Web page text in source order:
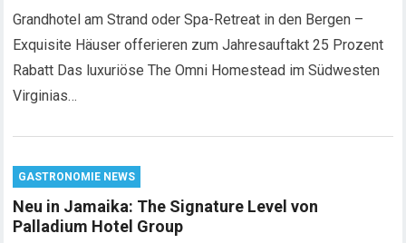
Grandhotel am Strand oder Spa-Retreat in den Bergen –
Exquisite Häuser offerieren zum Jahresauftakt 25 Prozent
Rabatt Das luxuriöse The Omni Homestead im Südwesten
Virginias…
GASTRONOMIE NEWS
Neu in Jamaika: The Signature Level von
Palladium Hotel Group